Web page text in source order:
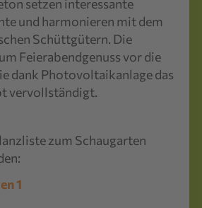
setzen interessante
und harmonieren mit dem
Schüttgütern. Die
Feierabendgenuss vor die
dank Photovoltaikanlage das
vervollständigt.
zum Schaugarten
1